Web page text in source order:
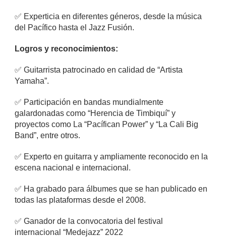
✅ Experticia en diferentes géneros, desde la música
del Pacífico hasta el Jazz Fusión.
Logros y reconocimientos:
✅ Guitarrista patrocinado en calidad de “Artista
Yamaha”.
✅ Participación en bandas mundialmente
galardonadas como “Herencia de Timbiquí” y
proyectos como La “Pacífican Power” y “La Cali Big
Band”, entre otros.
✅ Experto en guitarra y ampliamente reconocido en la
escena nacional e internacional.
✅ Ha grabado para álbumes que se han publicado en
todas las plataformas desde el 2008.
✅ Ganador de la convocatoria del festival
internacional “Medejazz” 2022